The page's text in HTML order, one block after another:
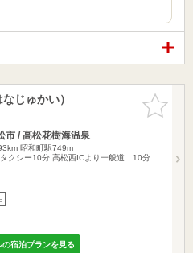
お気に入
りに追加
じゅかい）
市 / 高松花樹海温泉
昭和町駅749m
クシー10分 高松西ICより一般道 10分
宿泊プランを見る